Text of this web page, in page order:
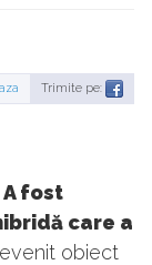
Trimite pe:
fost
care a
obiect